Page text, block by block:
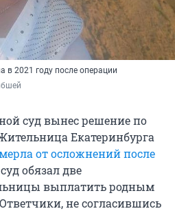
в 2021 году после операции
суд вынес решение по
Екатеринбурга
от осложнений после
обязал две
выплатить родным
не согласившись